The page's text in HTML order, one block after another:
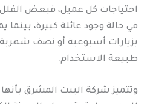
احتياجات كل عميل، فبعض الفلل
في حالة وجود عائلة كبيرة، بينما
بزيارات أسبوعية أو نصف
طبيعة الاستخدام.
وتتميز شركة البيت المشرق بأنها